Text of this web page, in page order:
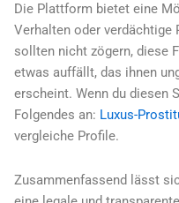
Die Plattform bietet eine
Verhalten oder verdächtige
sollten nicht zögern, diese
etwas auffällt, das ihnen
erscheint. Wenn du diesen
Folgendes an: Luxus-
vergleiche Profile.
Zusammenfassend lässt